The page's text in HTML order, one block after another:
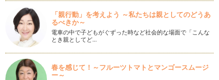
PISA その①読解リテラシー
今までは日本の「中学受験」という狭い話をしてきました。
中学入試で問われる『学力』…
中学受験事情～志望校選び②～
前回は単に「偏差値」についてお話ししましたが、当然学校は
偏差値のみではかれるものではありま…
「親行動」を考えよう ～私たちは親としてのどうあ
るべきか～
電車の中で子どもがぐずった時など社会的な場面で「こんな
とき親としてど…
春を感じて！～フルーツトマトとマンゴースムージ
ー～